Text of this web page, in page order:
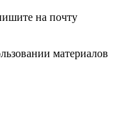
на почту
материалов